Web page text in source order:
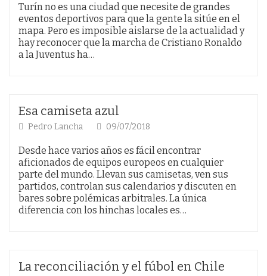
Turín no es una ciudad que necesite de grandes
eventos deportivos para que la gente la sitúe en el
mapa. Pero es imposible aislarse de la actualidad y
hay reconocer que la marcha de Cristiano Ronaldo
a la Juventus ha…
Esa camiseta azul
Pedro Lancha 09/07/2018
Desde hace varios años es fácil encontrar
aficionados de equipos europeos en cualquier
parte del mundo. Llevan sus camisetas, ven sus
partidos, controlan sus calendarios y discuten en
bares sobre polémicas arbitrales. La única
diferencia con los hinchas locales es…
La reconciliación y el fúbol en Chile